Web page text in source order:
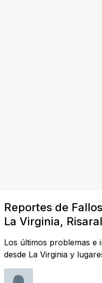
Reportes de
La Virginia,
Los últimos problemas e
desde La Virginia y